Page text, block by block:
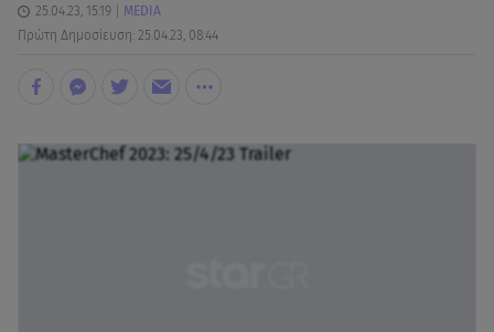
25.04.23, 15:19
MEDIA
Πρώτη Δημοσίευση: 25.04.23, 08:44